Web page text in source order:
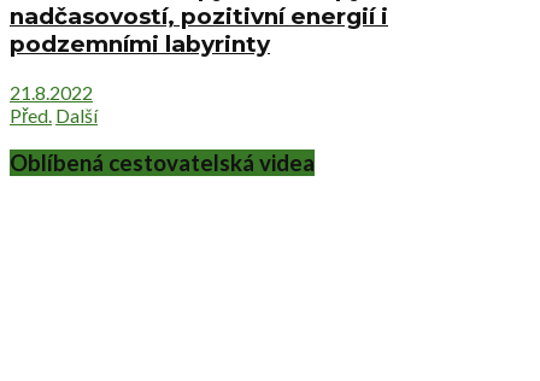
nadčasovostí, pozitivní energií i
podzemními labyrinty
21.8.2022
Před. Další
Oblíbená cestovatelská videa